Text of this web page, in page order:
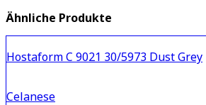
Ähnliche Produkte
Hostaform C 9021 30/5973 Dust Grey
Celanese